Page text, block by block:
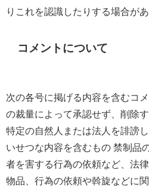
りこれを認識したりする場合があ
コメントについて
次の各号に掲げる内容を含むコ
の裁量によって承認せず、削除
特定の自然人または法人を誹謗
いせつな内容を含むもの 禁制品
者を害する行為の依頼など、法
物品、行為の依頼や斡旋などに